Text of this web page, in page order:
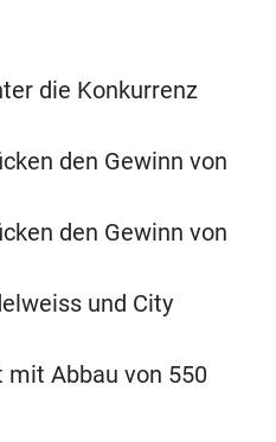
die Konkurrenz
den Gewinn von
den Gewinn von
und City
Abbau von 550